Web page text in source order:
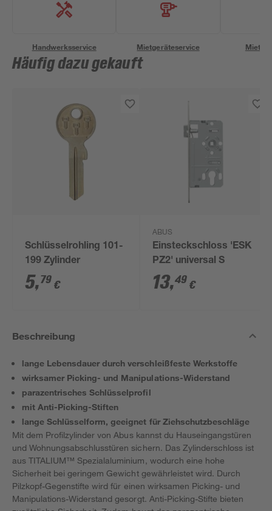
Handwerksservice Mietgeräteservice
Häufig dazu gekauft
Schlüsselrohling 101-
199 Zylinder
5,79 €
ABUS
Einsteckschloss 'ESK
PZ2' universal S
13,49 €
Beschreibung
lange Lebensdauer durch verschleißfeste Werkstoffe
wirksamer Picking- und Manipulations-Widerstand
parazentrisches Schlüsselprofil
mit Anti-Picking-Stiften
lange Schlüsselform, geeignet für Ziehschutzbeschläge
Mit dem Profilzylinder von Abus kannst du Hauseingangstüren
und Wohnungsabschlusstüren sichern. Das Zylinderschloss ist
aus TITALIUM™ Spezialaluminium, wodurch eine hohe
Sicherheit bei geringem Gewicht gewährleistet wird. Durch
Pilzkopf-Gegenstifte wird für einen wirksamen Picking- und
Manipulations-Widerstand gesorgt. Anti-Picking-Stifte bieten